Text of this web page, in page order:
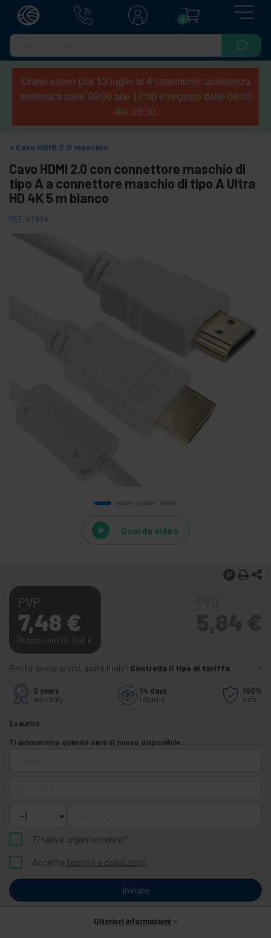
0
Orario estivo (dal 13 luglio al 4 settembre): assistenza
telefonica dalle 09:00 alle 17:00 e negozio dalle 08:00
alle 16:30.
Cavo HDMI 2.0 maschio
Cavo HDMI 2.0 con connettore maschio di
tipo A a connettore maschio di tipo A Ultra
HD 4K 5 m bianco
REF: HI034
Guarda video
PVP
7,48 €
Prezzo con IVA: 7,48 €
Perché diversi prezzi, qual è il mio? Controlla il tipo di tariffa
2 years
warranty
14 days
returns
100%
safe
Esaurito
Ti avviseremo quando sarà di nuovo disponibile.
Ti serve urgentemente?
Accetta termini e condizioni.
Inviare
Ulteriori informazioni